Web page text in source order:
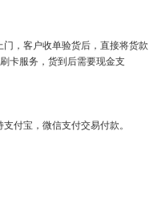
，客户收单验货后，直接将货款
卡服务，货到后需要现金支
付宝，微信支付交易付款。